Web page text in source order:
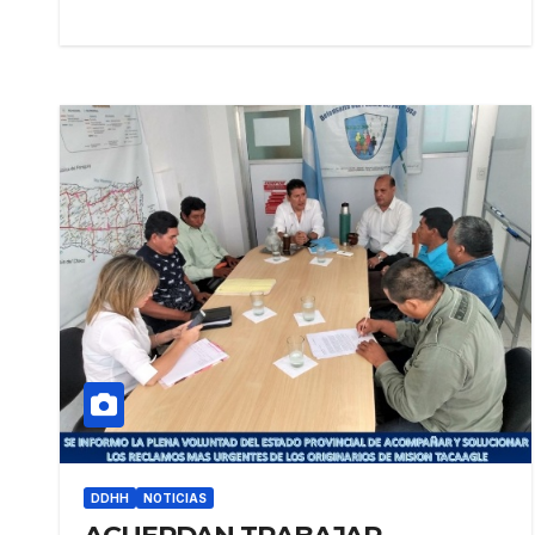
DDHH NOTICIAS